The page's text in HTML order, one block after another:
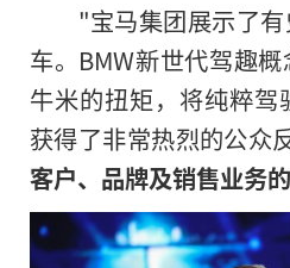
"宝马集团展示了
车。BMW新世代驾趣
牛米的扭矩，将纯粹驾
获得了非常热烈的公众
客户、品牌及销售业务